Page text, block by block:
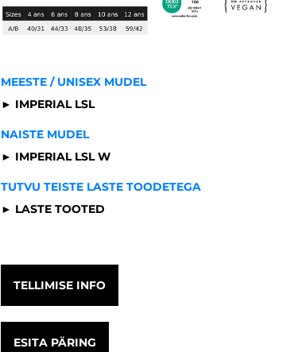
MEESTE / UNISEX MUDEL
► IMPERIAL LSL
NAISTE MUDEL
► IMPERIAL LSL W
TUTVU TEISTE LASTE TOODETEGA
► LASTE TOOTED
TELLIMISE INFO
ESITA PÄRING